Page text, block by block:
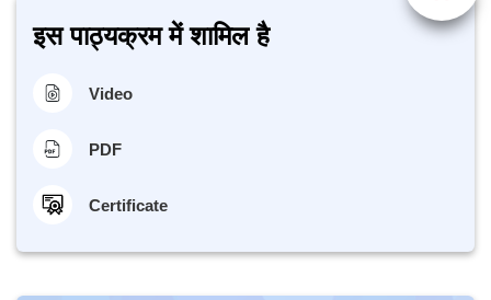
इस पाठ्यक्रम में शामिल है
Video
PDF
Certificate